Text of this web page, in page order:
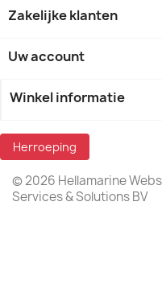
Zakelijke klanten
Uw account
Winkel informatie
Herroeping
© 2026 Hellamarine
Services & Solutions BV